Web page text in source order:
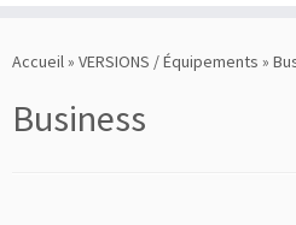
auAccueil» VERSIONS / Équipements »
Business